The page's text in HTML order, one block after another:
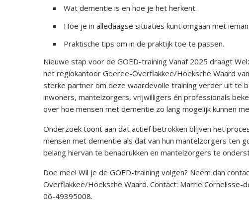
Wat dementie is en hoe je het herkent.
Hoe je in alledaagse situaties kunt omgaan met
Praktische tips om in de praktijk toe te passen.
Nieuwe stap voor de GOED-training Vanaf 2025 draagt
het regiokantoor Goeree-Overflakkee/Hoeksche Waard
sterke partner om deze waardevolle training verder uit te
inwoners, mantelzorgers, vrijwilligers én professionals
over hoe mensen met dementie zo lang mogelijk kunnen
Onderzoek toont aan dat actief betrokken blijven het
mensen met dementie als dat van hun mantelzorgers ten
belang hiervan te benadrukken en mantelzorgers te
Doe mee! Wil je de GOED-training volgen? Neem dan
Overflakkee/Hoeksche Waard. Contact: Marrie Cornelisse-
06-49395008.